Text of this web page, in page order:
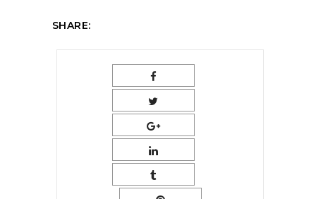
SHARE: